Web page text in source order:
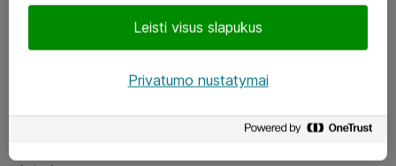
LinkedIn
Leisti visus slapukus
Privatumo nustatymai